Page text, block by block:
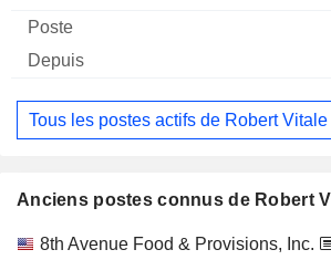
Tous les postes actifs de Robert Vitale
Anciens postes connus de Robert
Sociétés Poste Fin
8th Avenue Food & Provisions, Inc.